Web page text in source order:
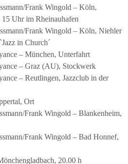
Frank Wingold – Köln,
Uhr im Rheinauhafen
Frank Wingold – Köln, Niehler
in Church´
– München, Unterfahrt
– Graz (AU), Stockwerk
– Reutlingen, Jazzclub in der
Ort
Frank Wingold – Blankenheim,
Frank Wingold – Bad Honnef,
20.00 h